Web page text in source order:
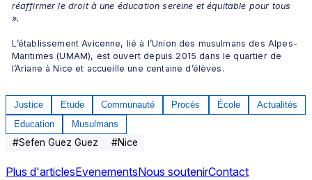
réaffirmer le droit à une éducation sereine et équitable pour tous
».
L’établissement Avicenne, lié à l’Union des musulmans des Alpes-
Maritimes (UMAM), est ouvert depuis 2015 dans le quartier de
l’Ariane à Nice et accueille une centaine d’élèves.
Justice Etude Communauté Procès École
Actualités
Education
Musulmans
#Sefen Guez Guez #Nice
Plus d'articlesEvenementsNous soutenirContact